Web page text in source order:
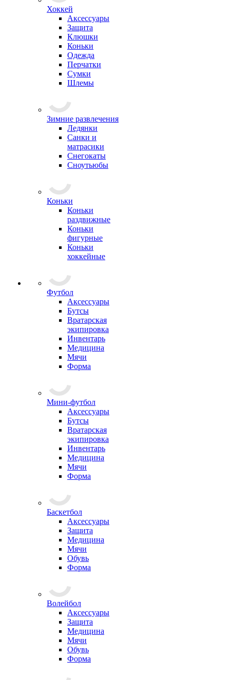
Хоккей
Аксессуары
Защита
Клюшки
Коньки
Одежда
Перчатки
Сумки
Шлемы
Зимние развлечения
Ледянки
Санки и
матрасики
Снегокаты
Сноутьюбы
Коньки
Коньки
раздвижные
Коньки
фигурные
Коньки
хоккейные
Футбол
Аксессуары
Бутсы
Вратарская
экипировка
Инвентарь
Медицина
Мячи
Форма
Мини-футбол
Аксессуары
Бутсы
Вратарская
экипировка
Инвентарь
Медицина
Мячи
Форма
Баскетбол
Аксессуары
Защита
Медицина
Мячи
Обувь
Форма
Волейбол
Аксессуары
Защита
Медицина
Мячи
Обувь
Форма